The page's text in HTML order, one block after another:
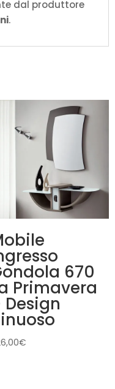
dal produttore
.
670
Primavera
Design
€